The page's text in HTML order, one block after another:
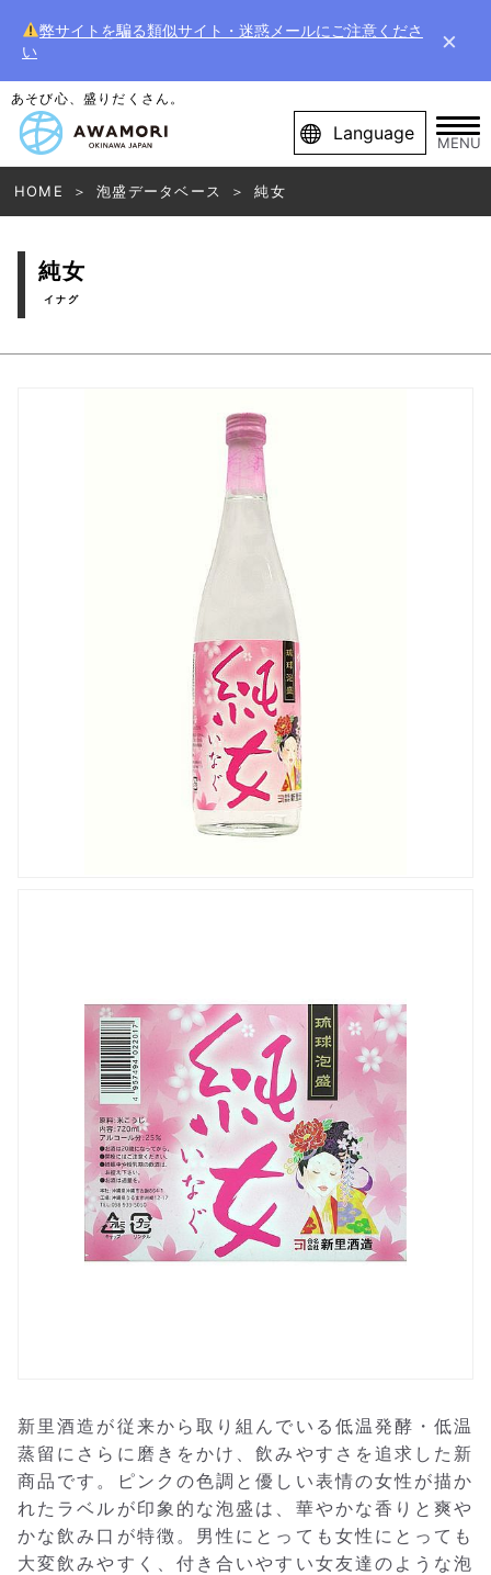
弊サイトを騙る類似サイト・迷惑メールにご注意くださ
い
×
あそび心、盛りだくさん。
Language MENU
HOME 泡盛データベース 純女
純女
イナグ
新里酒造が従来から取り組んでいる低温発酵・低温
蒸留にさらに磨きをかけ、飲みやすさを追求した新
商品です。ピンクの色調と優しい表情の女性が描か
れたラベルが印象的な泡盛は、華やかな香りと爽や
かな飲み口が特徴。男性にとっても女性にとっても
大変飲みやすく、付き合いやすい女友達のような泡